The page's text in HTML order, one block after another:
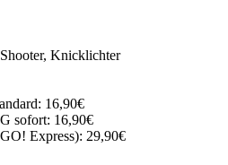
Knicklichter
16,90€
sofort: 16,90€
Express): 29,90€